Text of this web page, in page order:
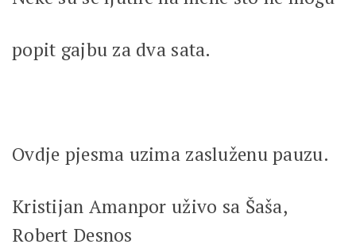
popit gajbu za dva sata.
Ovdje pjesma uzima zasluženu pauzu.
Kristijan Amanpor uživo sa Šaša,
Robert Desnos